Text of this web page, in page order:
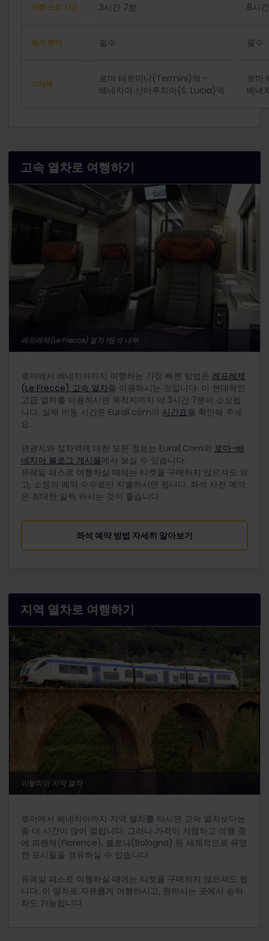
여행 소요 시간 3시간 7분 8시간
좌석 예약 필수 필수
기차역
로마 테르미니(Termini)역 -
베네치아 산타루치아(S. Lucia)역
로마
베네
고속 열차로 여행하기
레프레체(Le Frecce) 열차 1등석 내부
로마에서 베네치아까지 여행하는 가장 빠른 방법은 레프레체
(Le Frecce) 고속 열차를 이용하시는 것입니다. 이 현대적인
고급 열차를 이용하시면 목적지까지 약 3시간 7분이 소요됩
니다. 실제 이동 시간은 Eurail.com의 시간표를 확인해 주세
요.
관광지와 정차역에 대한 모든 정보는 Eurail.Com의 로마-베
네치아 블로그 게시물에서 보실 수 있습니다.
유레일 패스로 여행하실 때에는 티켓을 구매하지 않으셔도 되
고, 소정의 예약 수수료만 지불하시면 됩니다. 좌석 사전 예약
은 최대한 일찍 하시는 것이 좋습니다.
좌석 예약 방법 자세히 알아보기
지역 열차로 여행하기
이탈리아 지역 열차
로마에서 베네치아까지 지역 열차를 타시면 고속 열차보다는
좀 더 시간이 많이 걸립니다. 그러나 가격이 저렴하고 여행 중
에 피렌체(Florence), 볼로냐(Bologna) 등 세계적으로 유명
한 도시들을 경유하실 수 있습니다.
유레일 패스로 여행하실 때에는 티켓을 구매하지 않으셔도 됩
니다. 이 열차로 자유롭게 여행하시고, 원하시는 곳에서 승하
차도 가능합니다.